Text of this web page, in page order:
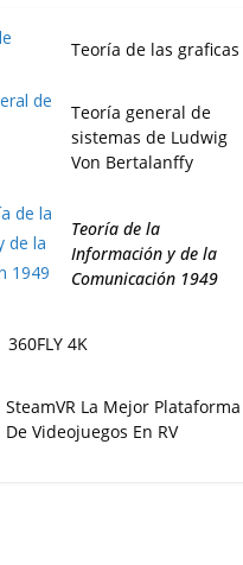
Teoría de las graficas
Teoría general de
sistemas de Ludwig
Von Bertalanffy
Teoría de la
Información y de la
Comunicación 1949
360FLY 4K
SteamVR La Mejor Plataforma
De Videojuegos En RV